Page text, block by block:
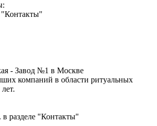
"Контакты"
- Завод №1 в Москве
компаний в области ритуальных
разделе "Контакты"